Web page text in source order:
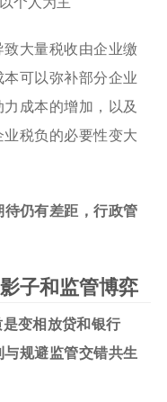
大量税收由企业缴
可以弥补部分企业
成本的增加，以及
税负的必要性变大
仍有差距，行政管
子和监管博弈
变相放贷和银行
规避监管交错共生